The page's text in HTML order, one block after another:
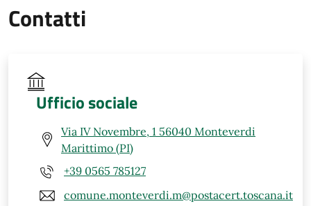
Contatti
Ufficio sociale
Via IV Novembre, 1 56040 Monteverdi
Marittimo (PI)
+39 0565 785127
comune.monteverdi.m@postacert.toscana.it